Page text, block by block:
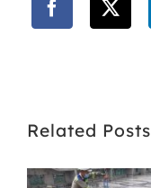
Related Posts